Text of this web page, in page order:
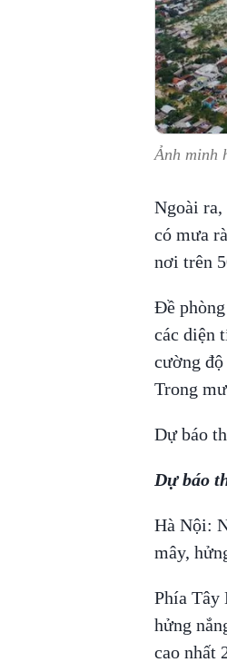
Ảnh minh
Ngoài ra,
có mưa
nơi trên
Đề
các diện
cường
Trong
Dự báo
Dự báo
Hà Nội:
mây,
Phía Tây
hửng
cao nhất